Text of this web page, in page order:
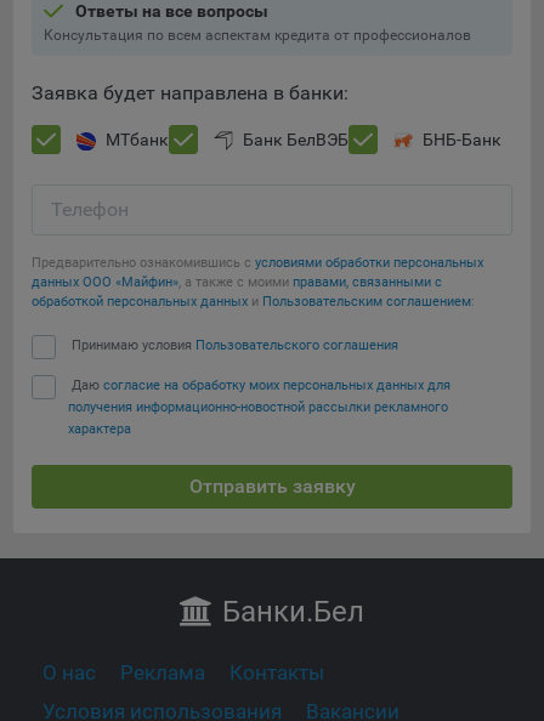
Ответы на все вопросы
Консультация по всем аспектам кредита от профессионалов
Заявка будет направлена в банки:
МТбанк Банк БелВЭБ БНБ-Банк
Телефон
Предварительно ознакомившись с условиями обработки персональных
данных ООО «Майфин», а также с моими правами, связанными с
обработкой персональных данных и Пользовательским соглашением:
Принимаю условия Пользовательского соглашения
Даю согласие на обработку моих персональных данных для
получения информационно-новостной рассылки рекламного
характера
Отправить заявку
Банки.Бел
О нас Реклама
Контакты
Условия использования
Вакансии